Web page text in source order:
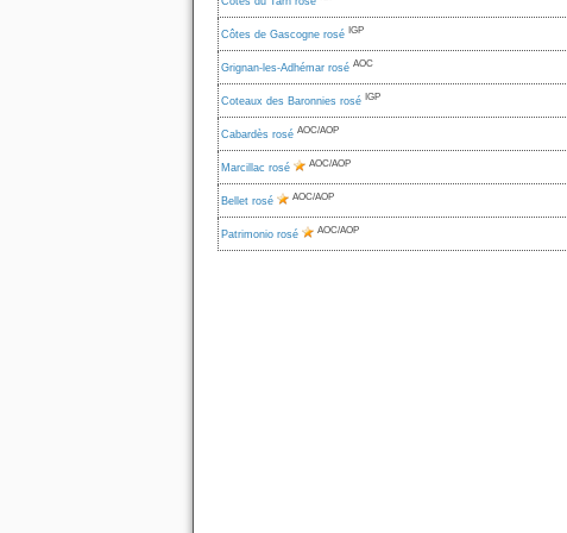
Côtes de Gascogne rosé IGP
Grignan-les-Adhémar rosé AOC
Coteaux des Baronnies rosé IGP
Cabardès rosé AOC/AOP
Marcillac rosé AOC/AOP
Bellet rosé AOC/AOP
Patrimonio rosé AOC/AOP